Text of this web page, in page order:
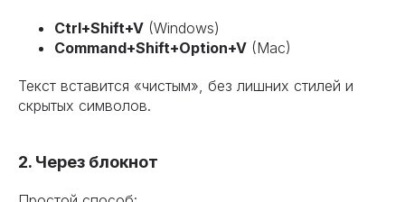
Ctrl+Shift+V (Windows)
Command+Shift+Option+V (Mac)
Текст вставится «чистым», без лишних стилей и
скрытых символов.
2. Через блокнот